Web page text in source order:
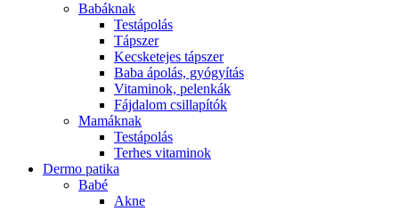
Babáknak
Testápolás
Tápszer
Kecsketejes tápszer
Baba ápolás, gyógyítás
Vitaminok, pelenkák
Fájdalom csillapítók
Mamáknak
Testápolás
Terhes vitaminok
Dermo patika
Babé
Akne